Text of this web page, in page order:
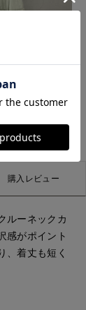
購入レビュー
ルーネックカ
感がポイント
、着丈も短く